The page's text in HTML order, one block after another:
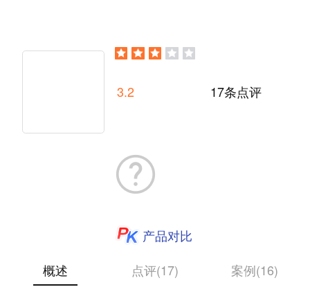
3.2 17条点评
产品对比
概述
点评(17) 案例(16)